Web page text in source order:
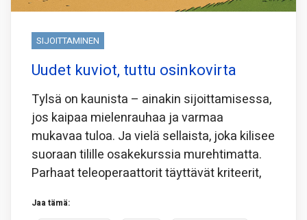
SIJOITTAMINEN
Uudet kuviot, tuttu osinkovirta
Tylsä on kaunista – ainakin sijoittamisessa,
jos kaipaa mielenrauhaa ja varmaa
mukavaa tuloa. Ja vielä sellaista, joka kilisee
suoraan tilille osakekurssia murehtimatta.
Parhaat teleoperaattorit täyttävät kriteerit,
Jaa tämä: